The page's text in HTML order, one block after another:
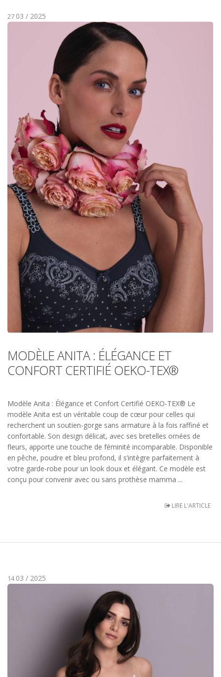
27 03 / 2025
MODÈLE ANITA : ÉLÉGANCE ET
CONFORT CERTIFIÉ OEKO-TEX®
Modèle Anita : Élégance et Confort Certifié OEKO-TEX® Le
modèle Anita est un véritable coup de cœur pour celles qui
recherchent un soutien-gorge sans armature à la fois raffiné et
confortable. Son design délicat, avec ses bretelles ornées de
fleurs, apporte une touche de féminité incomparable. Disponible
en pêche, poudre et bleu profond, il s’intègre parfaitement à
votre garde-robe pour un look doux et élégant. Ce modèle est
conçu pour convenir avec ou sans prothèse mamma ...
LIRE L'ARTICLE
1403 / 2025